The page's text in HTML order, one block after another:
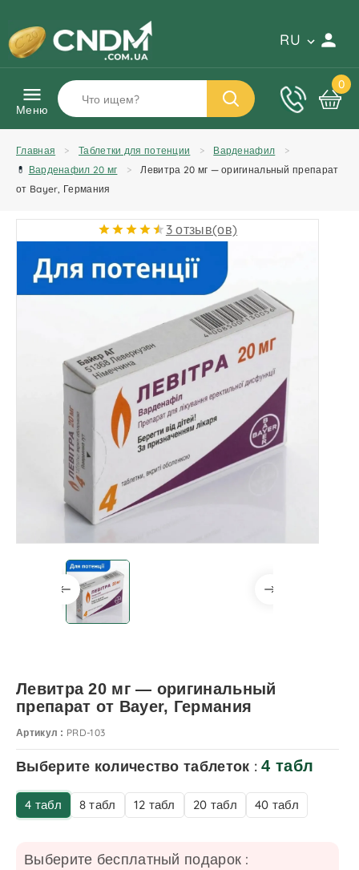
RU
Меню
0
Главная Таблетки для потенции
Варденафил
💊 Варденафил 20 мг
Левитра 20 мг — оригинальный препарат
от Bayer, Германия
3 отзыв(ов)
Левитра 20 мг — оригинальный
препарат от Bayer, Германия
Артикул : PRD-103
Выберите количество таблеток :4 табл
4 табл 8 табл 12 табл 20 табл 40 табл
Выберите бесплатный подарок :